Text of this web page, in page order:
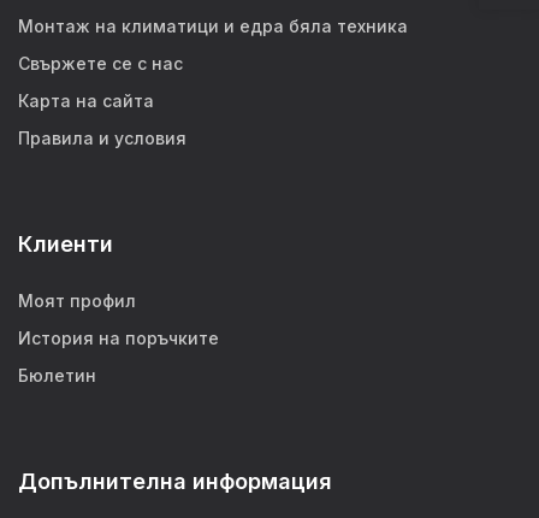
Монтаж на климатици и едра бяла техника
Свържете се с нас
Карта на сайта
Правила и условия
Клиенти
Моят профил
История на поръчките
Бюлетин
Допълнителна информация